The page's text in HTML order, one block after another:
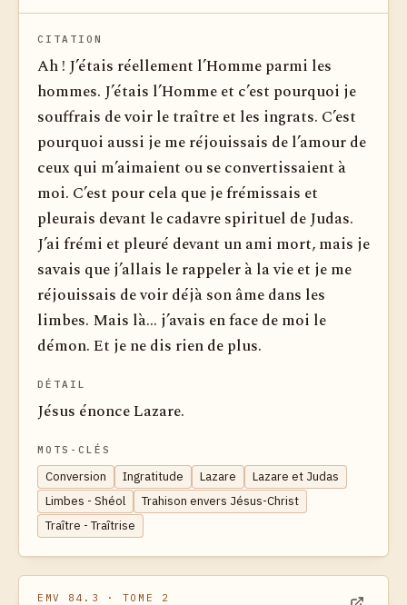
CITATION
Ah ! J’étais réellement l’Homme parmi les
hommes. J’étais l’Homme et c’est pourquoi je
souffrais de voir le traître et les ingrats. C’est
pourquoi aussi je me réjouissais de l’amour de
ceux qui m’aimaient ou se convertissaient à
moi. C’est pour cela que je frémissais et
pleurais devant le cadavre spirituel de Judas.
J’ai frémi et pleuré devant un ami mort, mais je
savais que j’allais le rappeler à la vie et je me
réjouissais de voir déjà son âme dans les
limbes. Mais là... j’avais en face de moi le
démon. Et je ne dis rien de plus.
DÉTAIL
Jésus énonce Lazare.
MOTS-CLÉS
Conversion Ingratitude Lazare
Lazare et Judas
Limbes - Shéol
Trahison envers Jésus-Christ
Traître - Traîtrise
EMV 84.3 · TOME 2